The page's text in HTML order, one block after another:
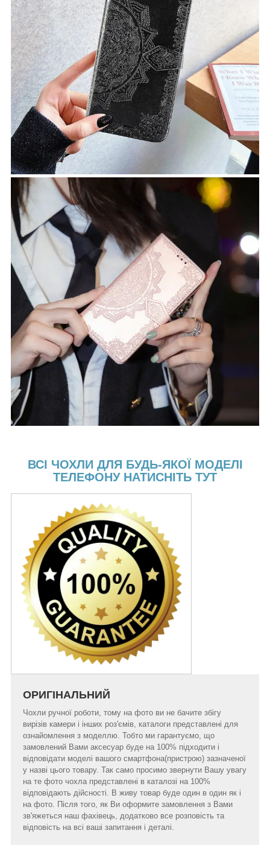
ВСІ ЧОХЛИ ДЛЯ БУДЬ-ЯКОЇ МОДЕЛІ
ТЕЛЕФОНУ НАТИСНІТЬ ТУТ
ОРИГІНАЛЬНИЙ
Чохли ручної роботи, тому на фото ви не бачите збігу
вирізів камери і інших роз'ємів, каталоги представлені для
ознайомлення з моделлю. Тобто ми гарантуємо, що
замовлений Вами аксесуар буде на 100% підходити і
відповідати моделі вашого смартфона(пристрою) зазначеної
у назві цього товару. Так само просимо звернути Вашу увагу
на те фото чохла представлені в каталозі на 100%
відповідають дійсності. В живу товар буде один в один як і
на фото. Після того, як Ви оформите замовлення з Вами
зв'яжеться наш фахівець, додатково все розповість та
відповість на всі ваші запитання і деталі.